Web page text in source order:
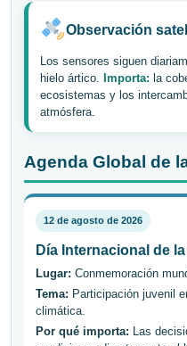
Observación
Los sensores siguen
hielo ártico. Importa: la
ecosistemas y los
atmósfera.
Agenda Global de
12 de agosto de 2026
Día Internacional de
Lugar: Conmemoración
Tema: Participación juvenil
climática.
Por qué importa: Las